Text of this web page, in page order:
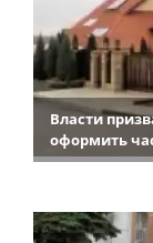
Власти
оформить